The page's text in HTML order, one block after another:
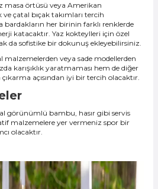
masa örtüsü veya Amerikan
çatal bıçak takımları tercih
bardakların her birinin farklı renklerde
katacaktır. Yaz kokteylleri için özel
da sofistike bir dokunuş ekleyebilirsiniz.
malzemelerden veya sade modellerden
karışıklık yaratmaması hem de diğer
açısından iyi bir tercih olacaktır.
görünümlü bambu, hasır gibi servis
malzemelere yer vermeniz spor bir
olacaktır.